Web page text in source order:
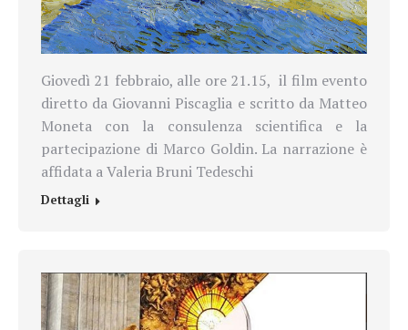
Giovedì 21 febbraio, alle ore 21.15, il film evento
diretto da Giovanni Piscaglia e scritto da Matteo
Moneta con la consulenza scientifica e la
partecipazione di Marco Goldin. La narrazione è
affidata a Valeria Bruni Tedeschi
Dettagli